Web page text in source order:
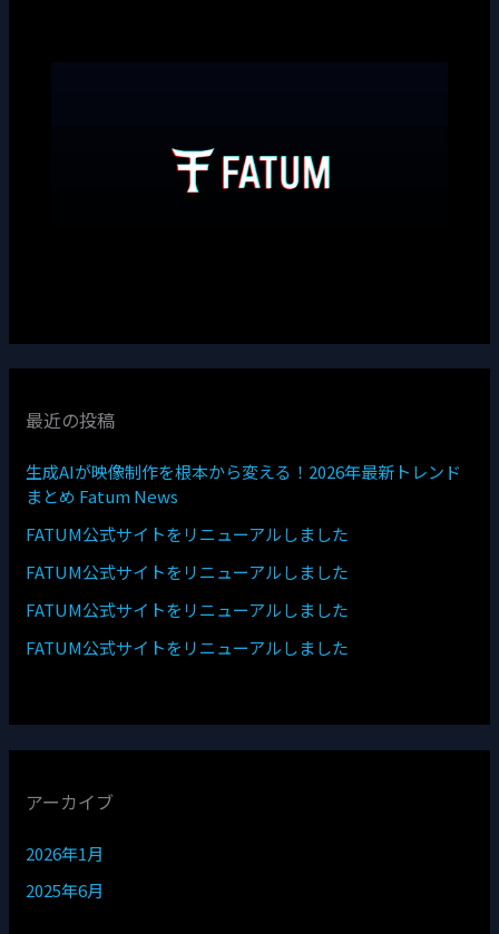
最近の投稿
生成AIが映像制作を根本から変える！2026年最新トレンド
まとめ Fatum News
FATUM公式サイトをリニューアルしました
FATUM公式サイトをリニューアルしました
FATUM公式サイトをリニューアルしました
FATUM公式サイトをリニューアルしました
アーカイブ
2026年1月
2025年6月